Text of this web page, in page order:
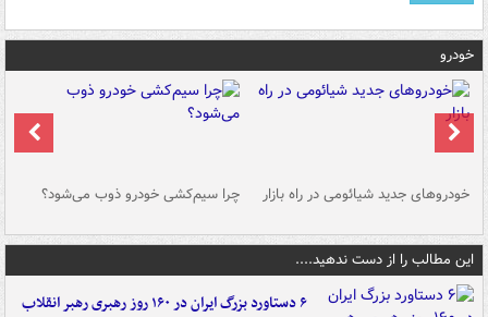
خودرو
خودروهای جدید شیائومی در راه بازار چرا سیم‌کشی خودرو ذوب می‌شود؟
این مطالب را از دست ندهید....
۶ دستاورد بزرگ ایران در ۱۶۰ روز رهبری رهبر انقلاب